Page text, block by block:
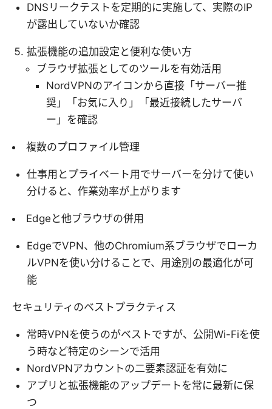
DNSリークテストを定期的に実施して、実際のIP
が露出していないか確認
拡張機能の追加設定と便利な使い方
ブラウザ拡張としてのツールを有効活用
NordVPNのアイコンから直接「サーバー推
奨」「お気に入り」「最近接続したサーバ
ー」を確認
複数のプロファイル管理
仕事用とプライベート用でサーバーを分けて使い
分けると、作業効率が上がります
Edgeと他ブラウザの併用
EdgeでVPN、他のChromium系ブラウザでローカ
ルVPNを使い分けることで、用途別の最適化が可
能
セキュリティのベストプラクティス
常時VPNを使うのがベストですが、公開Wi-Fiを使
う時など特定のシーンで活用
NordVPNアカウントの二要素認証を有効に
アプリと拡張機能のアップデートを常に最新に保
つ